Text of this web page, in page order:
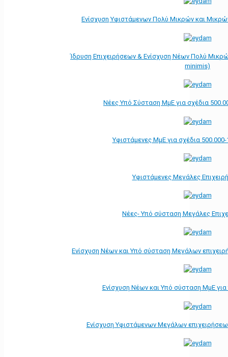
Ενίσχυση Υφιστάμενων Πολύ Μικρών και
Ίδρυση Επιχειρήσεων & Ενίσχυση Νέων Πολύ
minimis)
Νέες Υπό Σύσταση ΜμΕ για σχέδια
Υφιστάμενες ΜμΕ για σχέδια
Υφιστάμενες Μεγάλες
Νέες- Υπό σύσταση Μεγάλες
Ενίσχυση Νέων και Υπό σύσταση Μεγάλων
Ενίσχυση Νέων και Υπό σύσταση ΜμΕ
Ενίσχυση Υφιστάμενων Μεγάλων